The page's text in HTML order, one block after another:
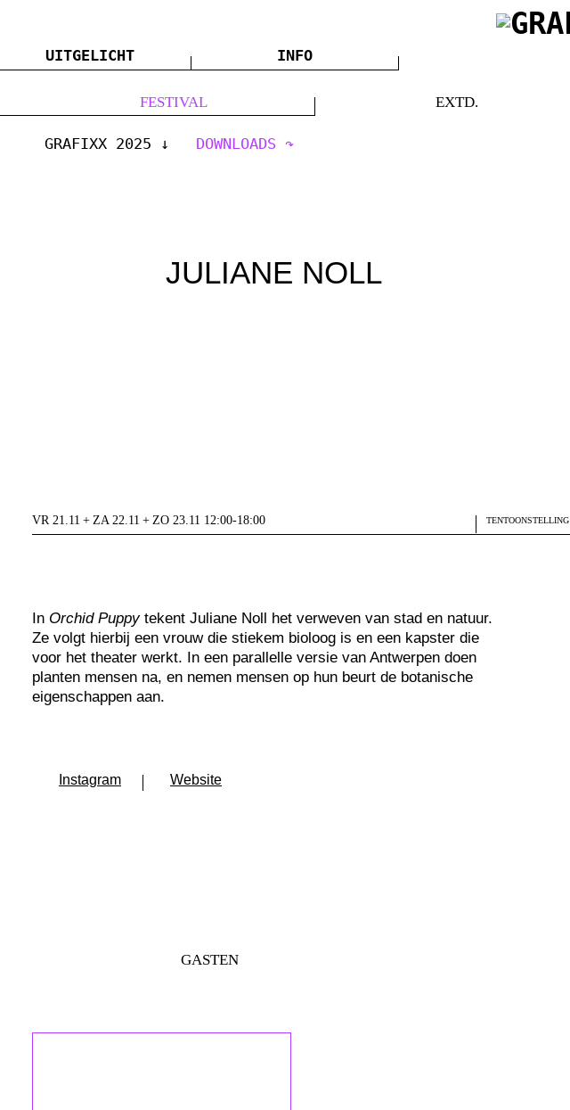
UITGELICHT INFO
FESTIVAL EXTD.
GRAFIXX 2025 DOWNLOADS
JULIANE NOLL
VR 21.11 + ZA 22.11 + ZO 23.11 12:00-18:00 TENTOONSTELLING
In Orchid Puppytekent Juliane Noll het verweven van stad en natuur.
Ze volgt hierbij een vrouw die stiekem bioloog is en een kapster die
voor het theater werkt. In een parallelle versie van Antwerpen doen
planten mensen na, en nemen mensen op hun beurt de botanische
eigenschappen aan.
Instagram Website
GASTEN